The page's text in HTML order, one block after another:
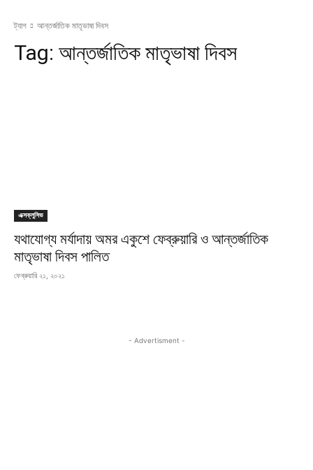
ট্যাগ আন্তর্জাতিক মাতৃভাষা দিবস
Tag: আন্তর্জাতিক মাতৃভাষা দিবস
এক্সক্লুসিভ
যথাযোগ্য মর্যাদায় অমর একুশে ফেব্রুয়ারি ও আন্তর্জাতিক
মাতৃভাষা দিবস পালিত
ফেব্রুয়ারি ২১, ২০২১
- Advertisment -